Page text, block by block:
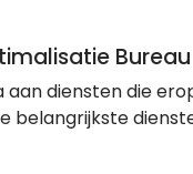
Bureau
diensten die
belangrijkste